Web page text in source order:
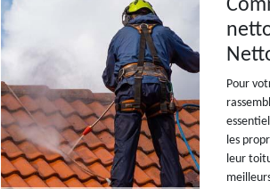
Pour
les
leur